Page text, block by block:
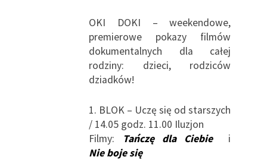
OKI DOKI – weekendowe,
premierowe pokazy filmów
dokumentalnych dla całej
rodziny: dzieci, rodziców
dziadków!
1. BLOK – Uczę się od starszych
/ 14.05 godz. 11.00 Iluzjon
Filmy: Tańczę dla Ciebiei
Nie boje się